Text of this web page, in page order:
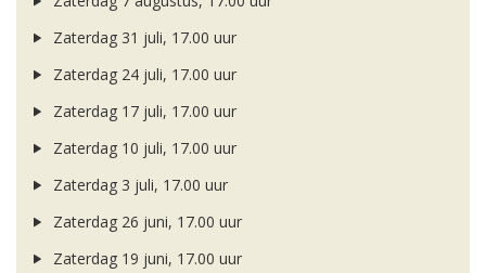
Zaterdag 31 juli, 17.00 uur
Zaterdag 24 juli, 17.00 uur
Zaterdag 17 juli, 17.00 uur
Zaterdag 10 juli, 17.00 uur
Zaterdag 3 juli, 17.00 uur
Zaterdag 26 juni, 17.00 uur
Zaterdag 19 juni, 17.00 uur